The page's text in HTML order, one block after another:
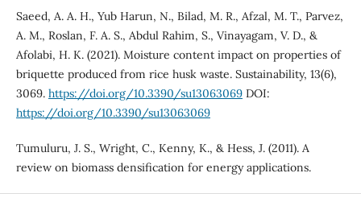
Saeed, A. A. H., Yub Harun, N., Bilad, M. R., Afzal, M. T., Parvez,
A. M., Roslan, F. A. S., Abdul Rahim, S., Vinayagam, V. D., &
Afolabi, H. K. (2021). Moisture content impact on properties of
briquette produced from rice husk waste. Sustainability, 13(6),
3069. https://doi.org/10.3390/su13063069DOI:
https://doi.org/10.3390/su13063069
Tumuluru, J. S., Wright, C., Kenny, K., & Hess, J. (2011). A
review on biomass densification for energy applications.